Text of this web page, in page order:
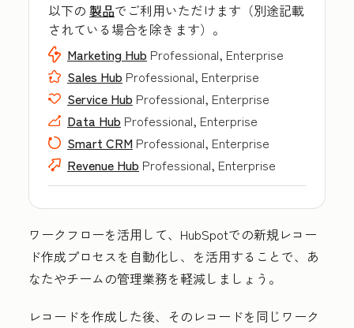
以下の 製品でご利用いただけます（別途記載
されている場合を除きます）。
Marketing Hub Professional, Enterprise
Sales Hub Professional, Enterprise
Service Hub Professional, Enterprise
Data Hub Professional, Enterprise
Smart CRM Professional, Enterprise
Revenue Hub Professional, Enterprise
ワークフローを活用して、HubSpotでの新規レコー
ド作成プロセスを自動化し、 を活用することで、あ
なたやチームの管理業務を軽減しましょう。
レコードを作成した後、そのレコードを同じワーク